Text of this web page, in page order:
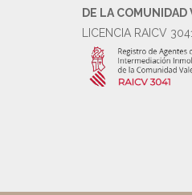
DE LA COMUNIDAD
LICENCIA RAICV